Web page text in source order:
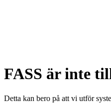
FASS är inte
Detta kan bero på att vi utför